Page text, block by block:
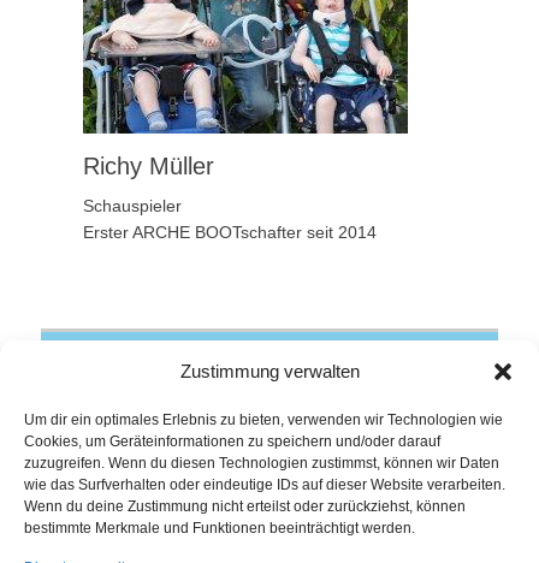
Zustimmung verwalten
Um dir ein optimales Erlebnis zu bieten, verwenden wir Technologien wie
Cookies, um Geräteinformationen zu speichern und/oder darauf
zuzugreifen. Wenn du diesen Technologien zustimmst, können wir Daten
wie das Surfverhalten oder eindeutige IDs auf dieser Website verarbeiten.
Wenn du deine Zustimmung nicht erteilst oder zurückziehst, können
bestimmte Merkmale und Funktionen beeinträchtigt werden.
Richy Müller
Schauspieler
Erster ARCHE BOOTschafter seit 2014
ARCHE IntensivKinder GmbH
72127 Kusterdingen
Telefon: 07071 407108-0
info@arche-intensivkinder.de